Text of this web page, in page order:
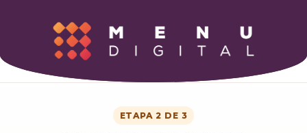
ETAPA 2 DE 3